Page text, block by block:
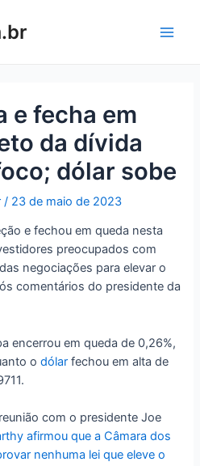
e fecha em
da dívida
dólar sobe
/ 23 de maio de 2023
e fechou em queda nesta
preocupados com
negociações para elevar o
comentários do presidente da
encerrou em queda de 0,26%,
odólar fechou em alta de
com o presidente Joe
afirmou que a Câmara dos
nenhuma lei que eleve o